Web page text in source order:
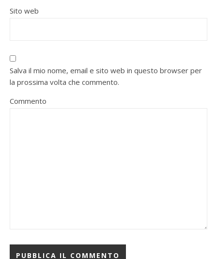
Sito web
Salva il mio nome, email e sito web in questo browser per
la prossima volta che commento.
Commento